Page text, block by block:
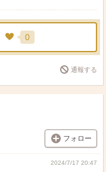
0
通報する
フォロー
2024/7/17 20:47